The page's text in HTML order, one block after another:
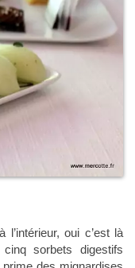
oui c’est là
sorbets digestifs